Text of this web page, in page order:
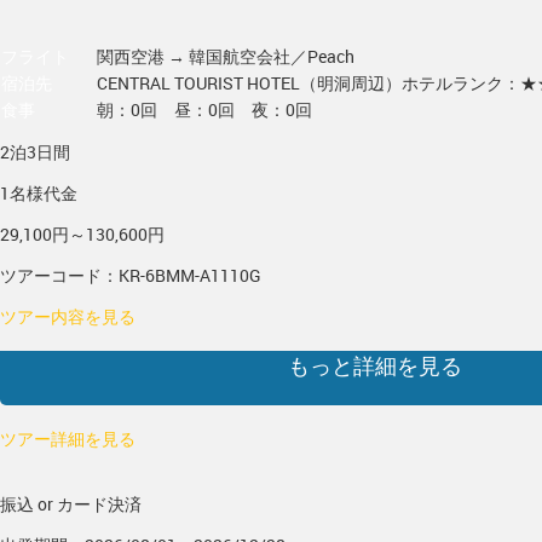
関西空港 → 韓国航空会社／Peach
CENTRAL TOURIST HOTEL（明洞周辺） ホテルランク
朝：0回 昼：0回 夜：0回
2泊3日間
1名様代金
29,100円～130,600円
ツアーコード：KR-6BMM-A1110G
ツアー内容を見る
もっと詳細を見る
ツアー詳細を見る
振込 or カード決済